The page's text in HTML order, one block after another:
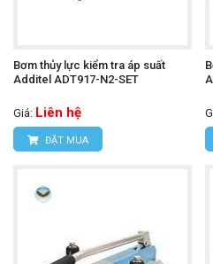
Bơm thủy lực kiểm tra áp suất
Additel ADT917-N2-SET
Giá: Liên hệ
ĐẶT MUA